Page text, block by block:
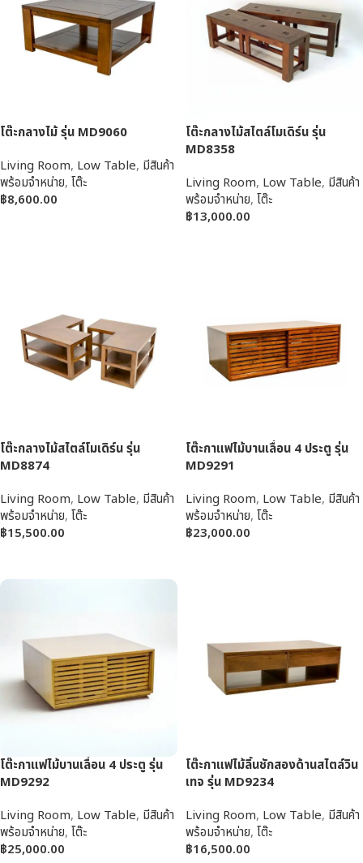
โต๊ะกลางไม้ รุ่น MD9060
Living Room, Low Table, มีสินค้า
พร้อมจำหน่าย, โต๊ะ
฿8,600.00
โต๊ะกลางไม้สไตล์โมเดิร์น รุ่น
MD8358
Living Room, Low Table, มีสินค้า
พร้อมจำหน่าย, โต๊ะ
฿13,000.00
โต๊ะกลางไม้สไตล์โมเดิร์น รุ่น
MD8874
Living Room, Low Table, มีสินค้า
พร้อมจำหน่าย, โต๊ะ
฿15,500.00
โต๊ะกาแฟไม้บานเลื่อน 4 ประตู รุ่น
MD9291
Living Room, Low Table, มีสินค้า
พร้อมจำหน่าย, โต๊ะ
฿23,000.00
โต๊ะกาแฟไม้บานเลื่อน 4 ประตู รุ่น
MD9292
Living Room, Low Table, มีสินค้า
พร้อมจำหน่าย, โต๊ะ
฿25,000.00
โต๊ะกาแฟไม้ลิ้นชักสองด้านสไตล์วิน
เทจ รุ่น MD9234
Living Room, Low Table, มีสินค้า
พร้อมจำหน่าย, โต๊ะ
฿16,500.00